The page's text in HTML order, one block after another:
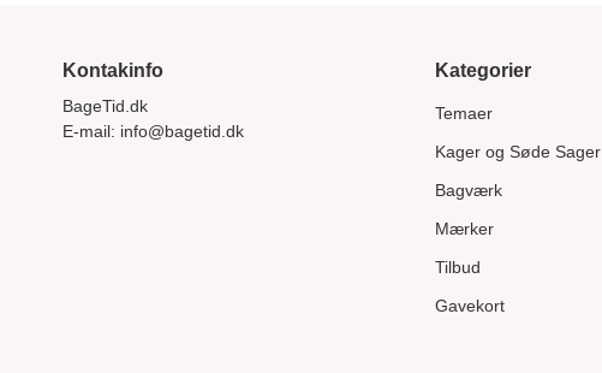
Kontakinfo
BageTid.dk
E-mail: info@bagetid.dk
Kategorier
Temaer
Kager og Søde Sager
Bagværk
Mærker
Tilbud
Gavekort